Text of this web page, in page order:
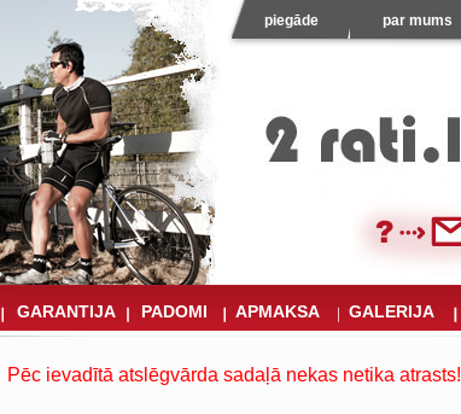
piegāde par mums
GARANTIJA PADOMI APMAKSA GALERIJA
Pēc ievadītā atslēgvārda sadaļā nekas netika atrasts!